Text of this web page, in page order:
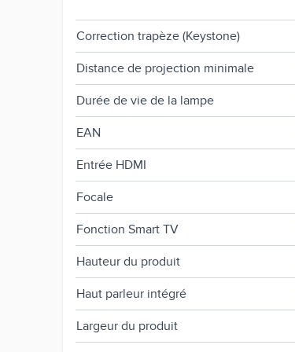
Correction trapèze (Keystone)
Distance de projection minimale
Durée de vie de la lampe
EAN
Entrée HDMI
Focale
Fonction Smart TV
Hauteur du produit
Haut parleur intégré
Largeur du produit